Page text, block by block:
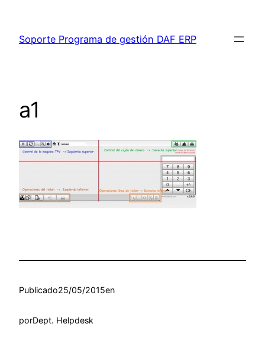
contenido
Soporte Programa de gestión DAF ERP
a1
Publicado25/05/2015en
porDept. Helpdesk